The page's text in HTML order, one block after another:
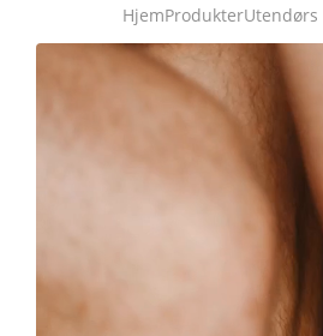
HjemProdukter